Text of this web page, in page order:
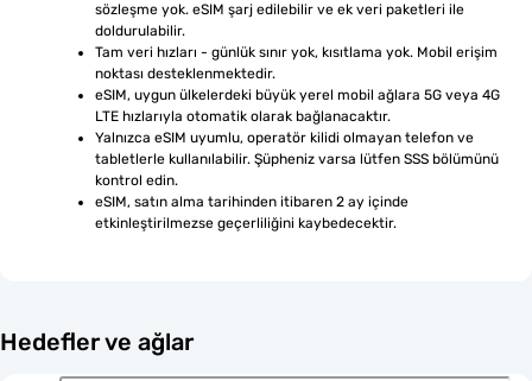
sözleşme yok. eSIM şarj edilebilir ve ek veri paketleri ile
doldurulabilir.
Tam veri hızları - günlük sınır yok, kısıtlama yok. Mobil erişim
noktası desteklenmektedir.
eSIM, uygun ülkelerdeki büyük yerel mobil ağlara 5G veya 4G
LTE hızlarıyla otomatik olarak bağlanacaktır.
Yalnızca eSIM uyumlu, operatör kilidi olmayan telefon ve
tabletlerle kullanılabilir. Şüpheniz varsa lütfen SSS bölümünü
kontrol edin.
eSIM, satın alma tarihinden itibaren 2 ay içinde
etkinleştirilmezse geçerliliğini kaybedecektir.
Hedefler ve ağlar